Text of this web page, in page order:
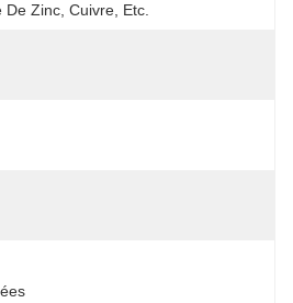
Zinc, Cuivre, Etc.